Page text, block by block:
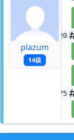
plazum
14级
140223491320
140225224675